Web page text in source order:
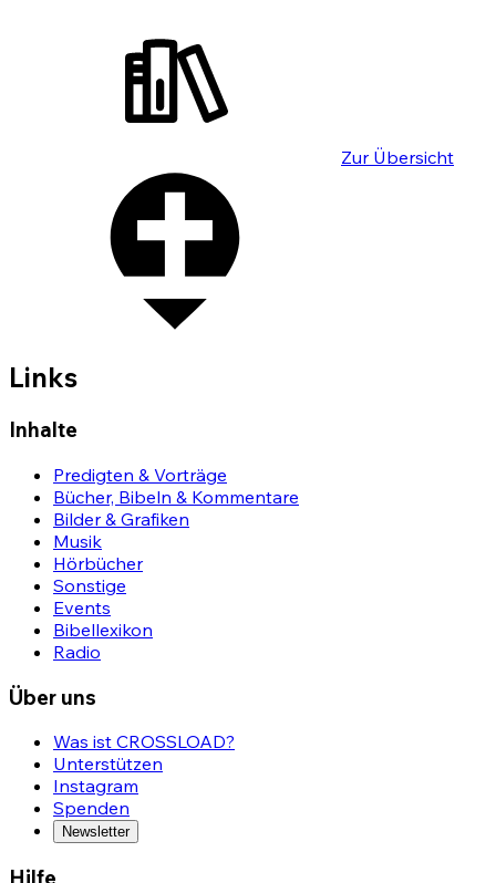
Zur Übersicht
Links
Inhalte
Predigten & Vorträge
Bücher, Bibeln & Kommentare
Bilder & Grafiken
Musik
Hörbücher
Sonstige
Events
Bibellexikon
Radio
Über uns
Was ist CROSSLOAD?
Unterstützen
Instagram
Spenden
Newsletter
Hilfe